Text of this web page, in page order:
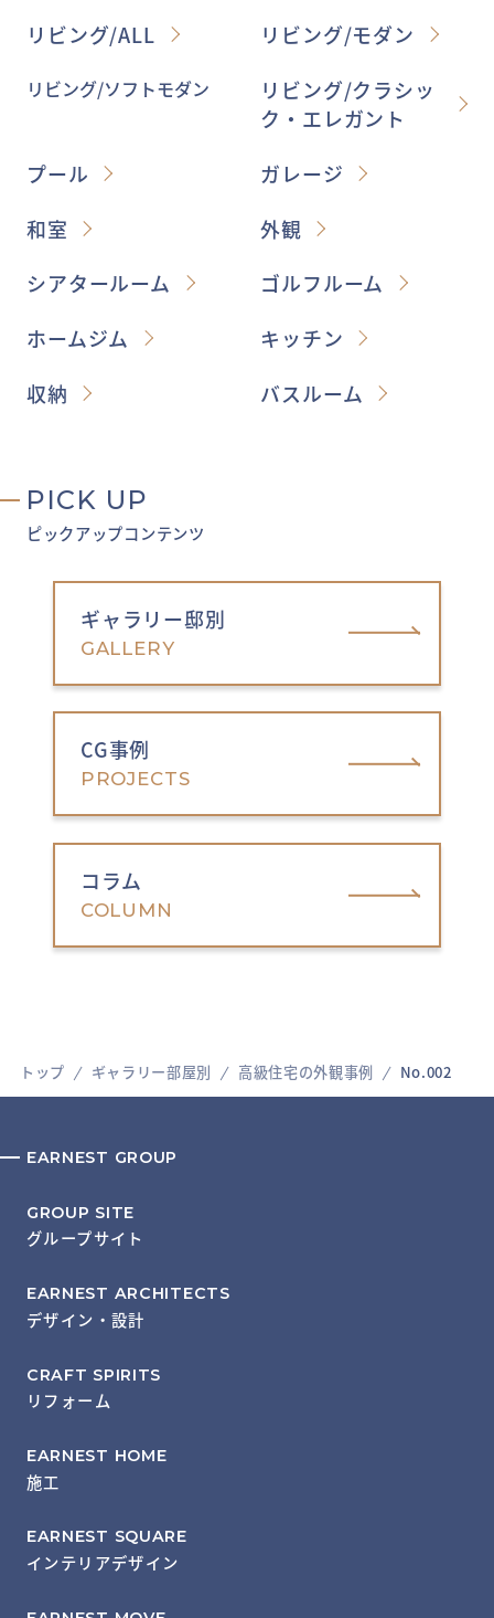
トップ ギャラリー部屋別 高級住宅の外観事例 No.002
リビング/ALL リビング/モダン
リビング/ソフトモダン
リビング/クラシッ
ク・エレガント
プール
ガレージ
和室
外観
シアタールーム
ゴルフルーム
ホームジム
キッチン
収納
バスルーム
PICK UP
ピックアップコンテンツ
ギャラリー邸別
GALLERY
CG事例
PROJECTS
コラム
COLUMN
EARNEST GROUP
GROUP SITE
グループサイト
EARNEST ARCHITECTS
デザイン・設計
CRAFT SPIRITS
リフォーム
EARNEST HOME
施工
EARNEST SQUARE
インテリアデザイン